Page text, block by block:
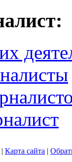
| Карта сайта |